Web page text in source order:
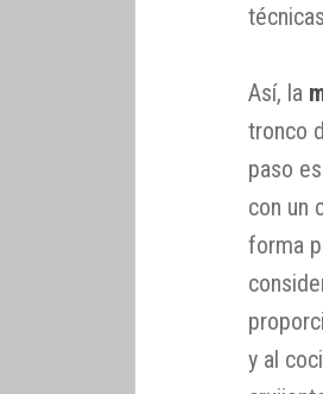
Así, la
tronco
paso
con un
forma
y al